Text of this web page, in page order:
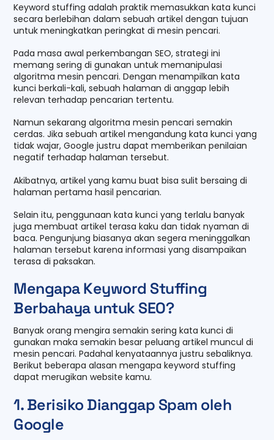
Keyword stuffing adalah praktik memasukkan kata kunci
secara berlebihan dalam sebuah artikel dengan tujuan
untuk meningkatkan peringkat di mesin pencari.
Pada masa awal perkembangan SEO, strategi ini
memang sering di gunakan untuk memanipulasi
algoritma mesin pencari. Dengan menampilkan kata
kunci berkali-kali, sebuah halaman di anggap lebih
relevan terhadap pencarian tertentu.
Namun sekarang algoritma mesin pencari semakin
cerdas. Jika sebuah artikel mengandung kata kunci yang
tidak wajar, Google justru dapat memberikan penilaian
negatif terhadap halaman tersebut.
Akibatnya, artikel yang kamu buat bisa sulit bersaing di
halaman pertama hasil pencarian.
Selain itu, penggunaan kata kunci yang terlalu banyak
juga membuat artikel terasa kaku dan tidak nyaman di
baca. Pengunjung biasanya akan segera meninggalkan
halaman tersebut karena informasi yang disampaikan
terasa di paksakan.
Mengapa Keyword Stuffing
Berbahaya untuk SEO?
Banyak orang mengira semakin sering kata kunci di
gunakan maka semakin besar peluang artikel muncul di
mesin pencari. Padahal kenyataannya justru sebaliknya.
Berikut beberapa alasan mengapa keyword stuffing
dapat merugikan website kamu.
1. Berisiko Dianggap Spam oleh
Google